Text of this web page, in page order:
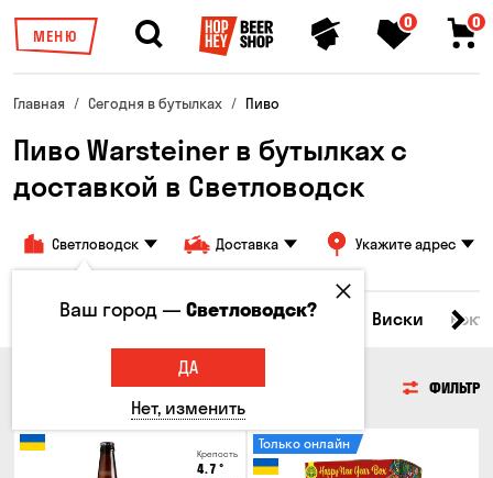
МЕНЮ
0 0
Главная Сегодня в бутылках Пиво
Пиво Warsteiner в бутылках с
доставкой в ​​Светловодск
Светловодск Доставка Укажите адрес
Все товары Пиво Сидр Вино Виски
ФИЛЬТР
Крепость
4.7 °
Только онлайн
Ваш город —Светловодск?
ДА
Нет, изменить